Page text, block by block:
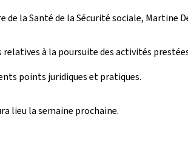
la Santé de la Sécurité sociale, Martine
à la poursuite des activités
points juridiques et pratiques.
lieu la semaine prochaine.